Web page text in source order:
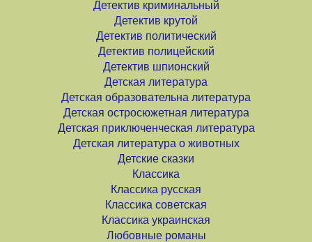
Детектив криминальный
Детектив крутой
Детектив политический
Детектив полицейский
Детектив шпионский
Детская литература
Детская образовательна литература
Детская остросюжетная литература
Детская приключенческая литература
Детская литература о животных
Детские сказки
Классика
Классика русская
Классика советская
Классика украинская
Любовные романы